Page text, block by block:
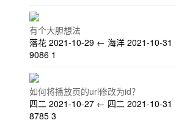
有个大胆想法
落花 2021-10-29 ← 海洋 2021-10-31
9086 1
如何将播放页的url修改为id？
四二 2021-10-27 ← 四二 2021-10-31
8785 3